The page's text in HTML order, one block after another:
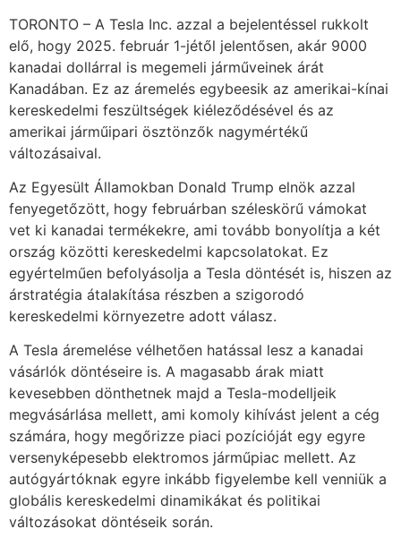
TORONTO – A Tesla Inc. azzal a bejelentéssel rukkolt
elő, hogy 2025. február 1-jétől jelentősen, akár 9000
kanadai dollárral is megemeli járműveinek árát
Kanadában. Ez az áremelés egybeesik az amerikai-kínai
kereskedelmi feszültségek kiéleződésével és az
amerikai járműipari ösztönzők nagymértékű
változásaival.
Az Egyesült Államokban Donald Trump elnök azzal
fenyegetőzött, hogy februárban széleskörű vámokat
vet ki kanadai termékekre, ami tovább bonyolítja a két
ország közötti kereskedelmi kapcsolatokat. Ez
egyértelműen befolyásolja a Tesla döntését is, hiszen az
árstratégia átalakítása részben a szigorodó
kereskedelmi környezetre adott válasz.
A Tesla áremelése vélhetően hatással lesz a kanadai
vásárlók döntéseire is. A magasabb árak miatt
kevesebben dönthetnek majd a Tesla-modelljeik
megvásárlása mellett, ami komoly kihívást jelent a cég
számára, hogy megőrizze piaci pozícióját egy egyre
versenyképesebb elektromos járműpiac mellett. Az
autógyártóknak egyre inkább figyelembe kell venniük a
globális kereskedelmi dinamikákat és politikai
változásokat döntéseik során.